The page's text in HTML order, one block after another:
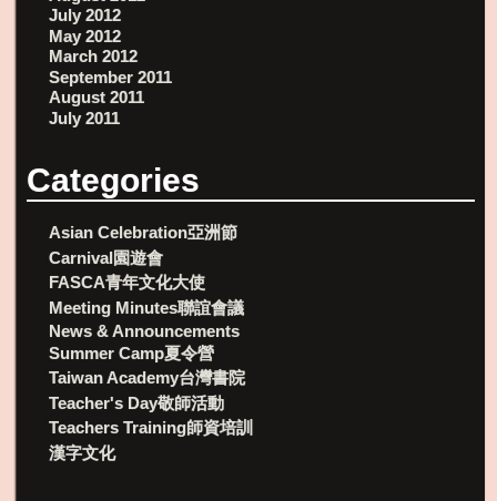
July 2012
May 2012
March 2012
September 2011
August 2011
July 2011
Categories
Asian Celebration亞洲節
Carnival園遊會
FASCA青年文化大使
Meeting Minutes聯誼會議
News & Announcements
Summer Camp夏令營
Taiwan Academy台灣書院
Teacher's Day敬師活動
Teachers Training師資培訓
漢字文化